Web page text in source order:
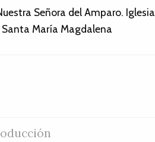
Señora del Amparo. Iglesia
María Magdalena